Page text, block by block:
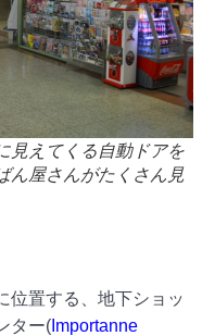
見えてくる自動ドアを
ん屋さんがたくさん見
位置する、地下ショッ
ター( Importanne